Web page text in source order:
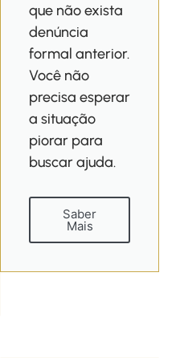
que não exista
denúncia
formal anterior.
Você não
precisa esperar
a situação
piorar para
buscar ajuda.
Saber
Mais